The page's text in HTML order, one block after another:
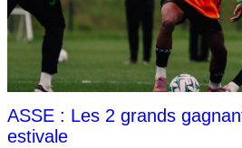
ASSE : Les 2 grands
estivale